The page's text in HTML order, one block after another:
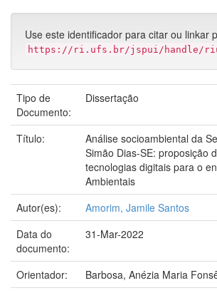
Use este identificador para citar ou linkar
https://ri.ufs.br/jspui/handle/
Tipo de
Documento:
Dissertação
Título:
Análise socioambiental da
Simão Dias-SE: proposição
tecnologias digitais para o
Ambientais
Autor(es):
Amorim, Jamile Santos
Data do
documento:
31-Mar-2022
Orientador:
Barbosa, Anézia Maria